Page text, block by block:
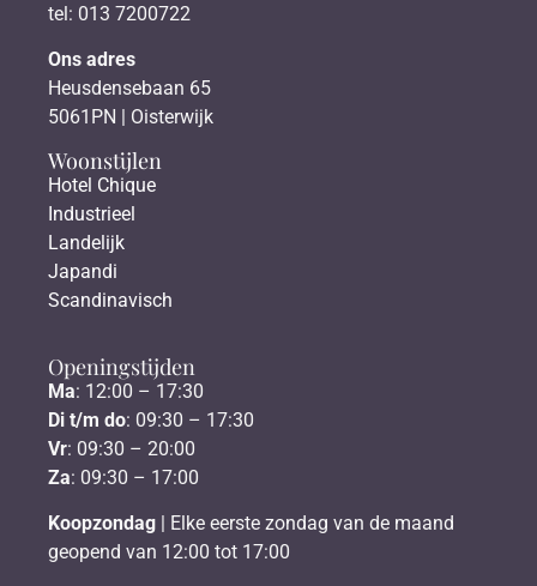
tel: 013 7200722
Ons adres
Heusdensebaan 65
5061PN | Oisterwijk
Woonstijlen
Hotel Chique
Industrieel
Landelijk
Japandi
Scandinavisch
Openingstijden
Ma: 12:00 – 17:30
Di t/m do: 09:30 – 17:30
Vr: 09:30 – 20:00
Za: 09:30 – 17:00
Koopzondag | Elke eerste zondag van de maand
geopend van 12:00 tot 17:00